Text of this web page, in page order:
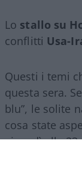
Lo stallo su
conflitti Usa-
Questi i temi
questa sera.
blu”, le solite
cosa state
giovedì alle 23